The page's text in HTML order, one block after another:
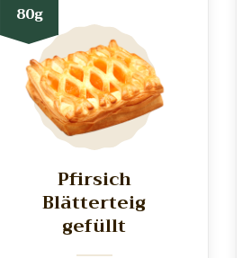
80g
Pfirsich
Blätterteig
gefüllt